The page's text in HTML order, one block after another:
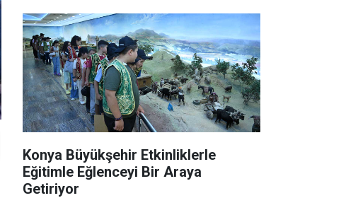
Konya Büyükşehir Etkinliklerle
Eğitimle Eğlenceyi Bir Araya
Getiriyor